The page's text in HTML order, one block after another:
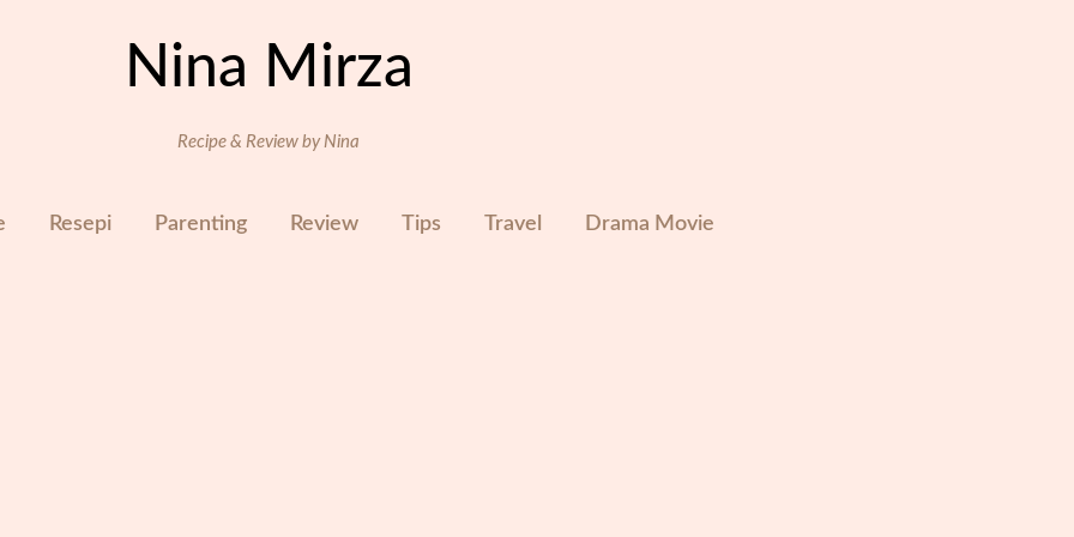
Nina Mirza
Recipe & Review by Nina
Resepi Parenting Review Tips Travel Drama Movie